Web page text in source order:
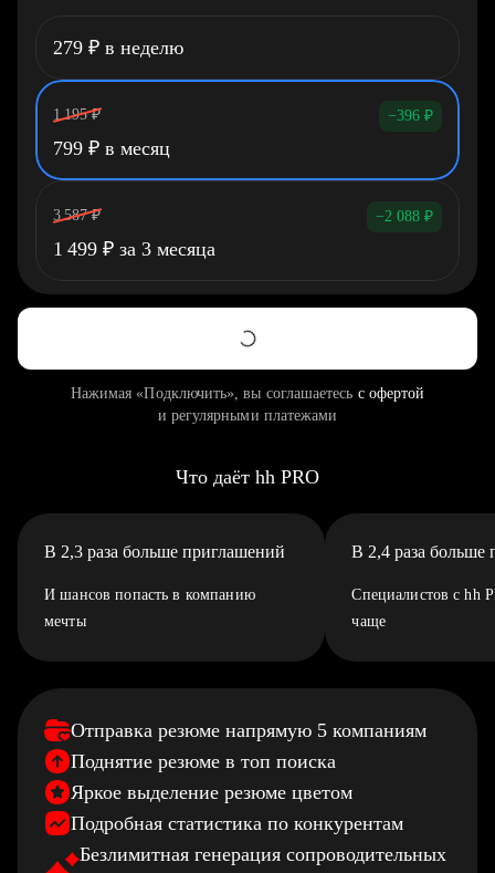
279 ₽ в неделю
1 195 ₽ −396 ₽
799 ₽ в месяц
3 587 ₽ −2 088 ₽
1 499 ₽ за 3 месяца
Нажимая «Подключить», вы соглашаетесь с офертой
и регулярными платежами
Что даёт hh PRO
В 2,3 раза больше приглашений
И шансов попасть в компанию
мечты
В 2,4 раза больше
Специалистов с hh
чаще
Отправка резюме напрямую 5 компаниям
Поднятие резюме в топ поиска
Яркое выделение резюме цветом
Подробная статистика по конкурентам
Безлимитная генерация сопроводительных